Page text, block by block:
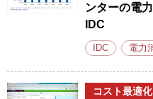
ンターの電
IDC
IDC 電力
コスト最適化